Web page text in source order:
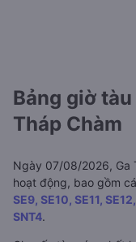
Bảng giờ
Tháp Chàm
Ngày 07/08/2026, Ga
hoạt động, bao gồm
SE9, SE10, SE11,
SNT4.